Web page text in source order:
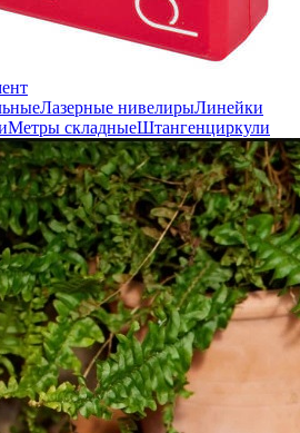
Лазерные нивелирыЛинейки
Метры складныеШтангенциркули